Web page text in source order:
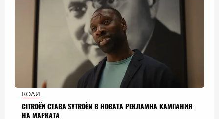
КОЛИ
CITROËN СТАВА SYTROËN В НОВАТА РЕКЛАМНА КАМПАНИЯ
НА МАРКАТА